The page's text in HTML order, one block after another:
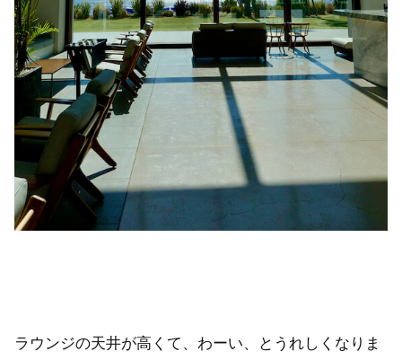
ラウンジの天井が高くて、わーい、とうれしくなりま